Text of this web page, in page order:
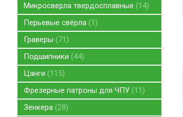
Микросверла твердосплавные 14
Перьевые свёрла 1
Граверы 71
Подшипники 44
Цанги 115
Фрезерные патроны для ЧПУ 11
Зенкера 28